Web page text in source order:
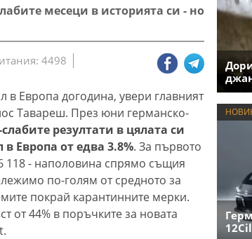
месеци в историята си - но
4498
в Европа догодина, увери главният
Тавареш. През юни германско-
резултати в цялата си
Европа от едва 3.8%. За първото
118 - наполовина спрямо същия
по-голям от средното за
покрай карантинните мерки.
от 44% в поръчките за новата